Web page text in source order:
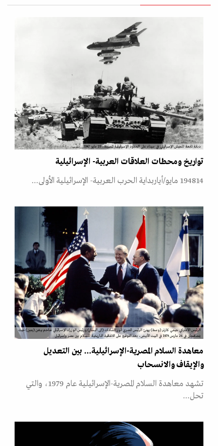
دبابة تابعة للجيش الإسرائيلي في سيناء على الحدود الإسرائيلية المصرية، 25 مايو 1967.
تواريخ ومحطات العلاقات العربية- الإسرائيلية
194814 مايو/أياربداية الحرب العربية- الإسرائيلية الأولى…
الرئيس الأميركي جيمي كارتر (وسط) يهنئ الرئيس المصري أنور السادات (إلى اليسار) ورئيس الوزراء الإسرائيلي مناحم بيغن (يمين) حيث
يتصافحان في 26 مارس 1979 في البيت الأبيض، بعد التوقيع على الاتفاقية التاريخية للسلام بين مصر وإسرائيل
معاهدة السلام المصرية-الإسرائيلية... بين التعديل
والإيقاف والانسحاب
تشهد معاهدة السلام المصرية-الإسرائيلية عام 1979، والتي
تحل…